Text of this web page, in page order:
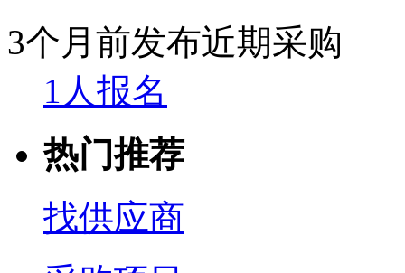
3个月前发布近期采购
1人报名
热门推荐
找供应商